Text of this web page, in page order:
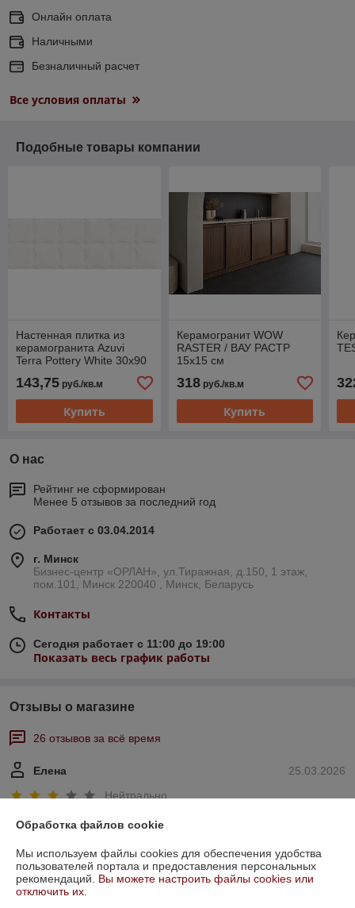
Онлайн оплата
Наличными
Безналичный расчет
Все условия оплаты
Подобные товары компании
Настенная плитка из
керамогранита Azuvi
Terra Pottery White 30x90
143,75 руб./кв.м
Купить
Керамогранит WOW
RASTER / ВАУ РАСТР
15х15 см
318руб./кв.м
Купить
О нас
Рейтинг не сформирован
Менее 5 отзывов за последний год
Работает с 03.04.2014
г. Минск
Бизнес-центр «ОРЛАН», ул.Тиражная, д.150, 1 этаж,
пом.101, Минск 220040 , Минск, Беларусь
Контакты
Сегодня работает с 11:00 до 19:00
Показать весь график работы
Отзывы о магазине
26 отзывов за всё время
25.03.2026
Елена
Нейтрально
Отлично
Обработка файлов cookie
Мы используем файлы cookies для обеспечения удобства
пользователей портала и предоставления персональных
рекомендаций. Вы можете настроить файлы cookies или
отключить их.